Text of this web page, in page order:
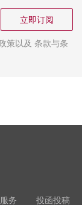
立即订阅
策以及 条款与条
务 投函投稿